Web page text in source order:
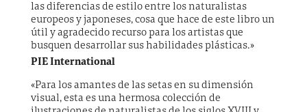
las diferencias de estilo entre los naturalistas
europeos y japoneses, cosa que hace de este libro un
útil y agradecido recurso para los artistas que
busquen desarrollar sus habilidades plásticas.»
PIE International
«Para los amantes de las setas en su dimensión
visual, esta es una hermosa colección de